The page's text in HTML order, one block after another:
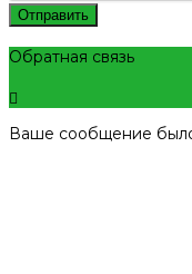
Отправить
Обратная связь
Ваше сообщение